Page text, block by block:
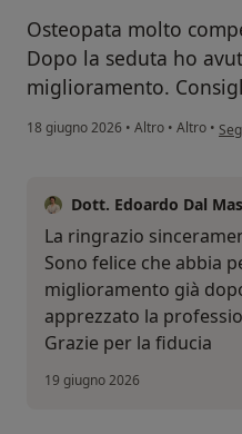
Osteopata molto
Dopo la seduta ho
miglioramento.
18 giugno 2026 • Altro • Altro •
Dott. Edoardo Dal
La ringrazio
Sono felice che abbia
miglioramento già
apprezzato la
Grazie per la fiducia
19 giugno 2026